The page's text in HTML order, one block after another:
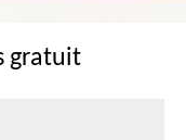
gratuit